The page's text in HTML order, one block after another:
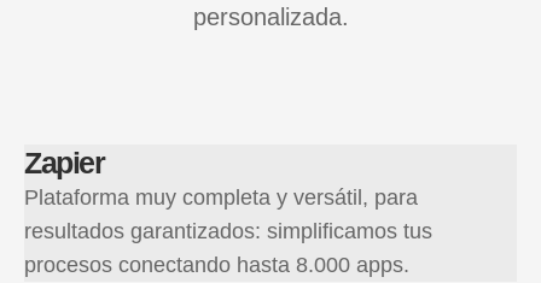
personalizada.
Zapier
Plataforma muy completa y versátil, para
resultados garantizados: simplificamos tus
procesos conectando hasta 8.000 apps.